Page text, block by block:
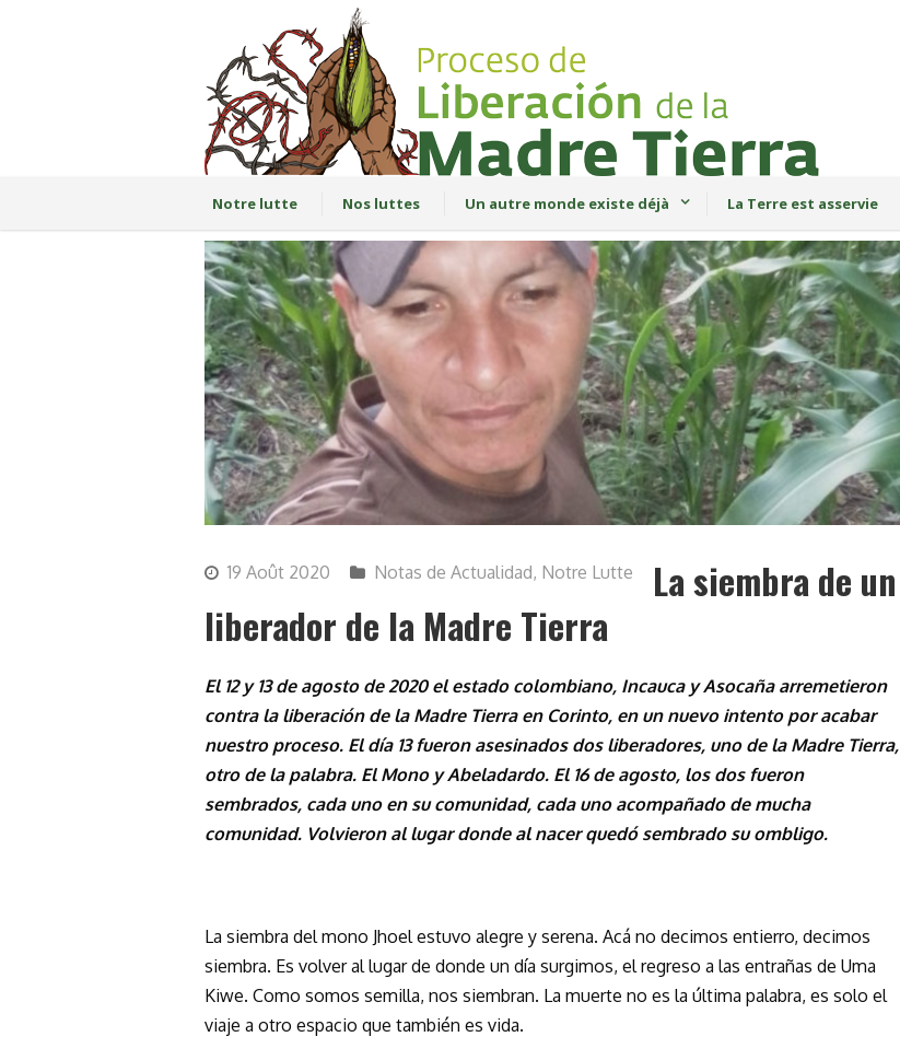
Notre lutte Nos luttes Un autre monde existe déjà La Terre est asservie
19 Août 2020 Notas de Actualidad, Notre Lutte
La siembra de un
liberador de la Madre Tierra
El 12 y 13 de agosto de 2020 el estado colombiano, Incauca y Asocaña arremetieron
contra la liberación de la Madre Tierra en Corinto, en un nuevo intento por acabar
nuestro proceso. El día 13 fueron asesinados dos liberadores, uno de la Madre Tierra,
otro de la palabra. El Mono y Abeladardo. El 16 de agosto, los dos fueron
sembrados, cada uno en su comunidad, cada uno acompañado de mucha
comunidad. Volvieron al lugar donde al nacer quedó sembrado su ombligo.
La siembra del mono Jhoel estuvo alegre y serena. Acá no decimos entierro, decimos
siembra. Es volver al lugar de donde un día surgimos, el regreso a las entrañas de Uma
Kiwe. Como somos semilla, nos siembran. La muerte no es la última palabra, es solo el
viaje a otro espacio que también es vida.